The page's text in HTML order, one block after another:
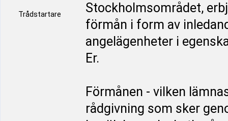
Trådstartare
Stockholmsområdet,
förmån i form av
angelägenheter i
Er.
Förmånen - vilken
rådgivning som sker